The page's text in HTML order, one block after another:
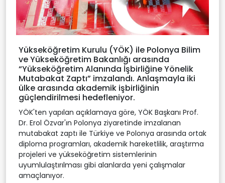
Yükseköğretim Kurulu (YÖK) ile Polonya Bilim
ve Yükseköğretim Bakanlığı arasında
“Yükseköğretim Alanında İşbirliğine Yönelik
Mutabakat Zaptı” imzalandı. Anlaşmayla iki
ülke arasında akademik işbirliğinin
güçlendirilmesi hedefleniyor.
YÖK'ten yapılan açıklamaya göre, YÖK Başkanı Prof.
Dr. Erol Özvar'ın Polonya ziyaretinde imzalanan
mutabakat zaptı ile Türkiye ve Polonya arasında ortak
diploma programları, akademik hareketlilik, araştırma
projeleri ve yükseköğretim sistemlerinin
uyumlulaştırılması gibi alanlarda yeni çalışmalar
amaçlanıyor.